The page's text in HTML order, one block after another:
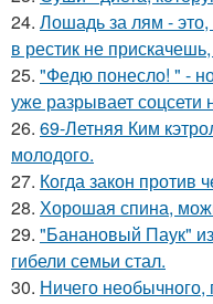
24. Лошадь за лям - это,
в рестик не
25. "Федю понесло! " -
уже разрывает соцсети
26. 69-Летняя Ким
молодого.
27. Когда закон против
28. Хорошая спина,
29. "Банановый Паук"
гибели семьи стал.
30. Ничего